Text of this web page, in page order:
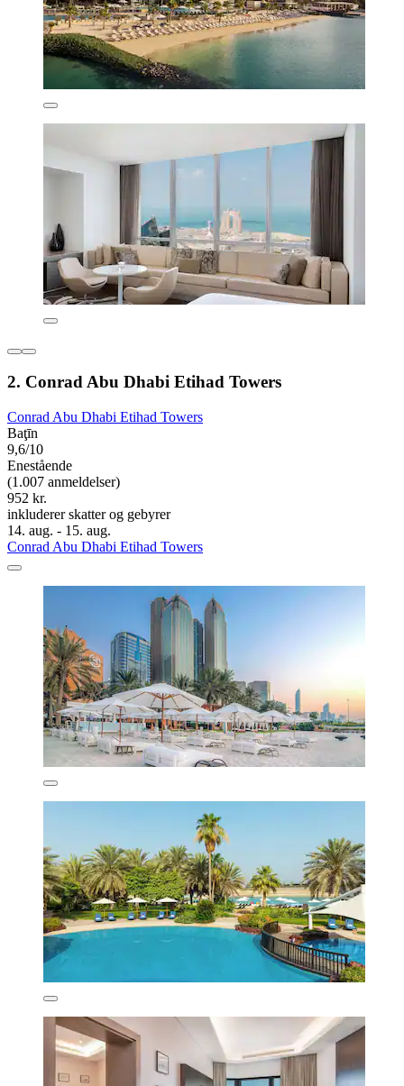
2. Conrad Abu Dhabi Etihad Towers
Conrad Abu Dhabi Etihad Towers
Baţīn
9,6/10
Enestående
(1.007 anmeldelser)
952 kr.
inkluderer skatter og gebyrer
14. aug. - 15. aug.
Conrad Abu Dhabi Etihad Towers